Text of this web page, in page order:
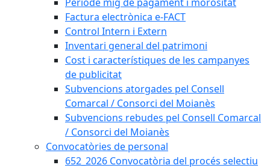
Factura electrònica e-FACT
Control Intern i Extern
Inventari general del patrimoni
Cost i característiques de les campanyes
de publicitat
Subvencions atorgades pel Consell
Comarcal / Consorci del Moianès
Subvencions rebudes pel Consell Comarcal
/ Consorci del Moianès
Convocatòries de personal
652_2026 Convocatòria del procés selectiu